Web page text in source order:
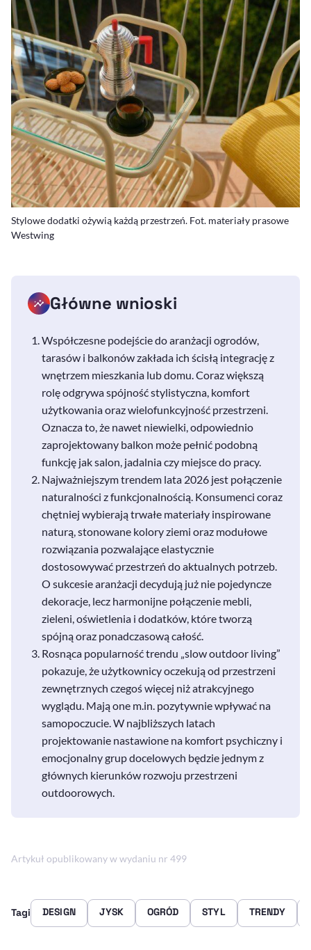
Stylowe dodatki ożywią każdą przestrzeń. Fot. materiały prasowe
Westwing
Główne wnioski
Współczesne podejście do aranżacji ogrodów,
tarasów i balkonów zakłada ich ścisłą integrację z
wnętrzem mieszkania lub domu. Coraz większą
rolę odgrywa spójność stylistyczna, komfort
użytkowania oraz wielofunkcyjność przestrzeni.
Oznacza to, że nawet niewielki, odpowiednio
zaprojektowany balkon może pełnić podobną
funkcję jak salon, jadalnia czy miejsce do pracy.
Najważniejszym trendem lata 2026 jest połączenie
naturalności z funkcjonalnością. Konsumenci coraz
chętniej wybierają trwałe materiały inspirowane
naturą, stonowane kolory ziemi oraz modułowe
rozwiązania pozwalające elastycznie
dostosowywać przestrzeń do aktualnych potrzeb.
O sukcesie aranżacji decydują już nie pojedyncze
dekoracje, lecz harmonijne połączenie mebli,
zieleni, oświetlenia i dodatków, które tworzą
spójną oraz ponadczasową całość.
Rosnąca popularność trendu „ slow outdoor living”
pokazuje, że użytkownicy oczekują od przestrzeni
zewnętrznych czegoś więcej niż atrakcyjnego
wyglądu. Mają one m.in. pozytywnie wpływać na
samopoczucie. W najbliższych latach
projektowanie nastawione na komfort psychiczny i
emocjonalny grup docelowych będzie jednym z
głównych kierunków rozwoju przestrzeni
outdoorowych
Artykuł opublikowany w wydaniu nr 499
Tagi DESIGN JYSK OGRÓD STYL TRENDY